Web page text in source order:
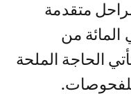
متقدمة
في أكثر من 80 في المائة من
الحاجة الملحة
للفحوصات.